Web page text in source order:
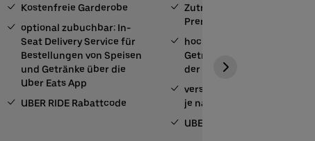
Kostenfreie Garderobe
optional zubuchbar: In-
Seat Delivery Service für
Bestellungen von Speisen
und Getränke über die
Uber Eats App
UBER RIDE Rabattcode
Zutritt zur Arena über den
Premium Eingang
hochwertige
Getränkeauswahl direkt in
der Suite
verschiedene Food Pakete
je nach Bedarf zubuchbar
UBER RIDE Rabattcode